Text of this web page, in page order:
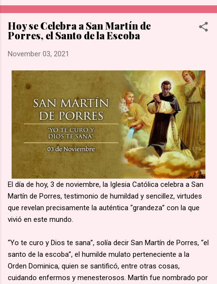
Cuando el rey de Burgunda, hoy Uganda, le ordenó retractarse
de su fe, rehusó. Junto con otros mártires se le condujo en
una marcha hacia la aldea de Namugongo, a unos 60 kms de
su hogar. 🙏🏽 Según la costumbre, se ejecutaba a un
por el mal estado en que se encontraba. 🙏🏽 Murió en
Lubawo, fue alanceado y decapitado y sus restos dejados al
borde del camino....
Hoy se Celebra a San Martín de
Porres, el Santo de la Escoba
November 03, 2021
El día de hoy, 3 de noviembre, la Iglesia Católica celebra a San
Martín de Porres, testimonio de humildad y sencillez, virtudes
que revelan precisamente la auténtica “grandeza” con la que
vivió en este mundo.
“Yo te curo y Dios te sana”, solía decir San Martín de Porres, “el
santo de la escoba”, el humilde mulato perteneciente a la
Orden Dominica, quien se santificó, entre otras cosas,
cuidando enfermos y menesterosos. Martín fue nombrado por